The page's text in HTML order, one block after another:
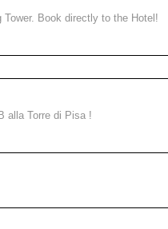
Book directly to the Hotel!
alla Torre di Pisa !